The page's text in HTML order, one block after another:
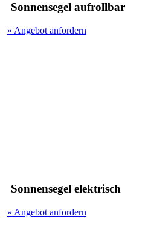
Sonnensegel aufrollbar
» Angebot anfordern
Sonnensegel elektrisch
» Angebot anfordern